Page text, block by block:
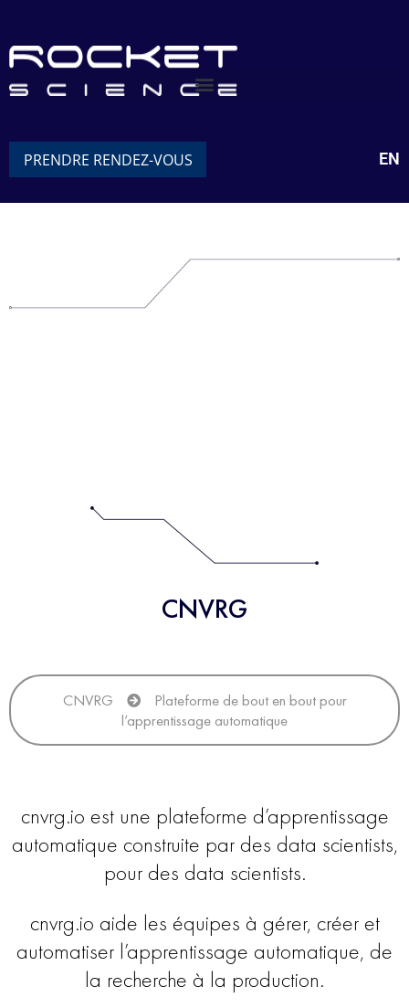
PRENDRE RENDEZ-VOUS EN
CNVRG
CNVRG
Plateforme de bout en bout pour
l’apprentissage automatique
cnvrg.io est une plateforme d’apprentissage
automatique construite par des data scientists,
pour des data scientists.
cnvrg.io aide les équipes à gérer, créer et
automatiser l’apprentissage automatique, de
la recherche à la production.